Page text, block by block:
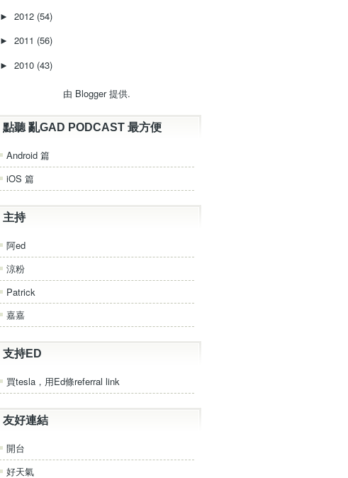
► 2012 (54)
► 2011 (56)
► 2010 (43)
由 Blogger提供.
點聽 亂GAD PODCAST 最方便
Android 篇
iOS 篇
主持
阿ed
涼粉
Patrick
嘉嘉
支持ED
買tesla，用Ed條referral link
友好連結
開台
好天氣